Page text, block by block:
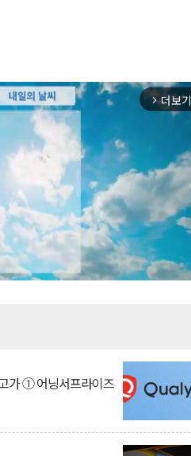
arrow_forward_ios 더보기
가 ① 어닝서프라이즈